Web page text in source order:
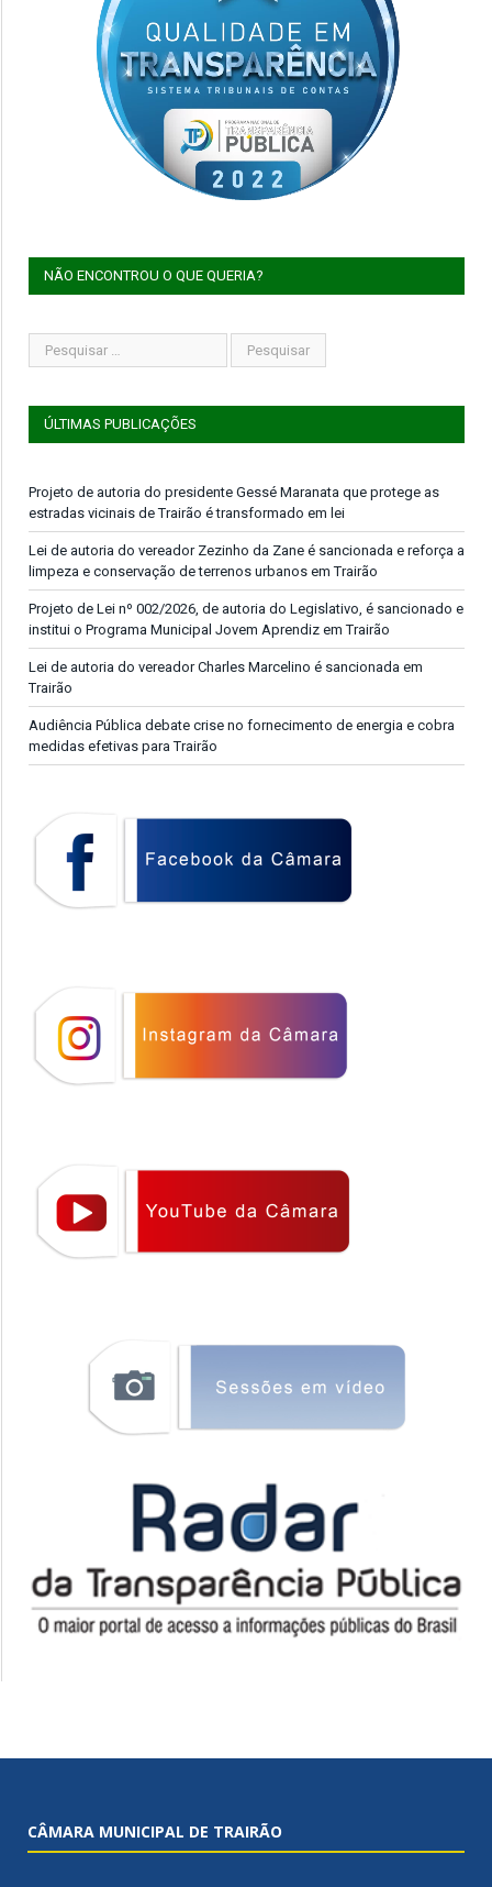
NÃO ENCONTROU O QUE QUERIA?
ÚLTIMAS PUBLICAÇÕES
Projeto de autoria do presidente Gessé Maranata que protege as
estradas vicinais de Trairão é transformado em lei
Lei de autoria do vereador Zezinho da Zane é sancionada e reforça a
limpeza e conservação de terrenos urbanos em Trairão
Projeto de Lei nº 002/2026, de autoria do Legislativo, é sancionado e
institui o Programa Municipal Jovem Aprendiz em Trairão
Lei de autoria do vereador Charles Marcelino é sancionada em
Trairão
Audiência Pública debate crise no fornecimento de energia e cobra
medidas efetivas para Trairão
CÂMARA MUNICIPAL DE TRAIRÃO